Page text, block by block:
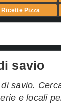
Ricette Pizza
savio
savio.
e locali